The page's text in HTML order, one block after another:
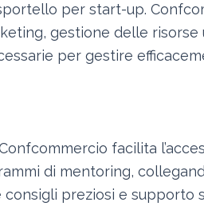
per start-up.
gestione delle risorse
per gestire
facilita
di mentoring,
preziosi e supporto